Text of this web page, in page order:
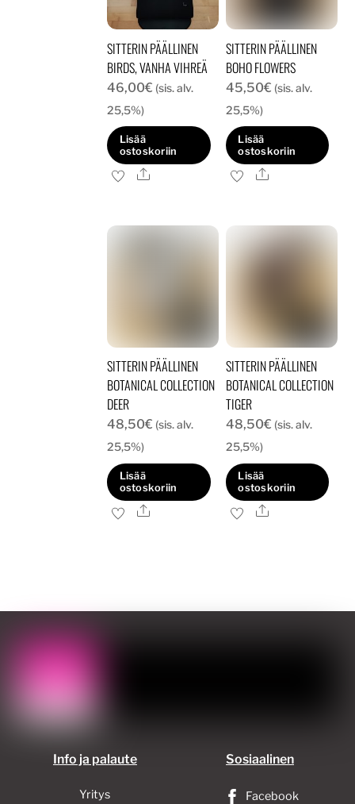
SITTERIN PÄÄLLINEN
BIRDS, VANHA VIHREÄ
46,00€ (sis. alv.
25,5%)
Lisää
ostoskoriin
Ale
SITTERIN PÄÄLLINEN
BOHO FLOWERS
45,50€ (sis. alv.
25,5%)
Lisää
ostoskoriin
Ale
SITTERIN PÄÄLLINEN
BOTANICAL COLLECTION
DEER
48,50€ (sis. alv.
25,5%)
Lisää
ostoskoriin
Ale
SITTERIN PÄÄLLINEN
BOTANICAL COLLECTION
TIGER
48,50€ (sis. alv.
25,5%)
Lisää
ostoskoriin
Ale
Info ja palaute
Yritys
Sosiaalinen
Facebook